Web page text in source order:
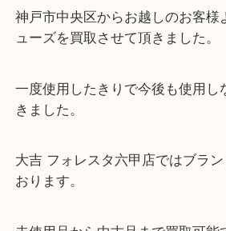
Facebook
Twitter
Line
シャネル フラットシューズ
全て ブランド 中央区